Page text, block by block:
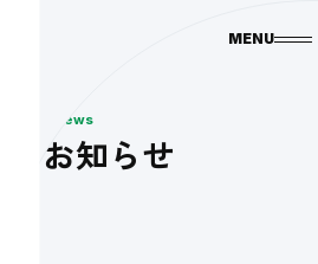
MENU
News
お知らせ